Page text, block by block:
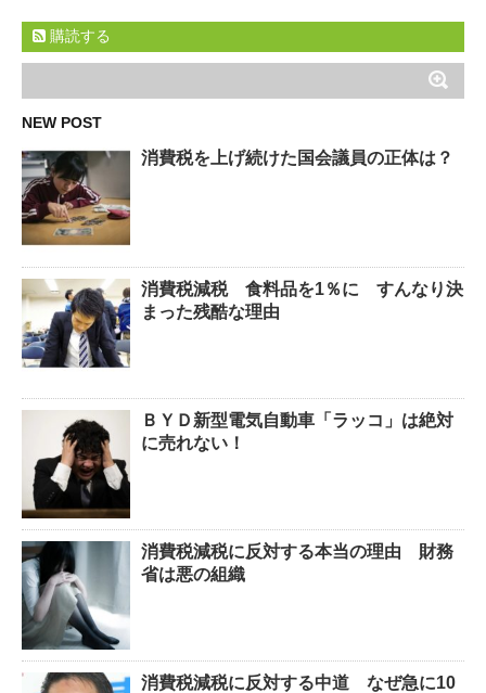
購読する
NEW POST
消費税を上げ続けた国会議員の正体は？
消費税減税 食料品を1％に すんなり決
まった残酷な理由
ＢＹＤ新型電気自動車「ラッコ」は絶対
に売れない！
消費税減税に反対する本当の理由 財務
省は悪の組織
消費税減税に反対する中道 なぜ急に10